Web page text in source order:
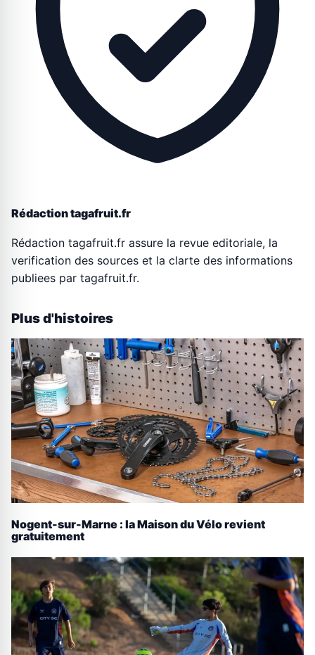
Rédaction tagafruit.fr
Rédaction tagafruit.fr assure la revue editoriale, la
verification des sources et la clarte des informations
publiees par tagafruit.fr.
Plus d'histoires
Nogent-sur-Marne : la Maison du Vélo revient
gratuitement